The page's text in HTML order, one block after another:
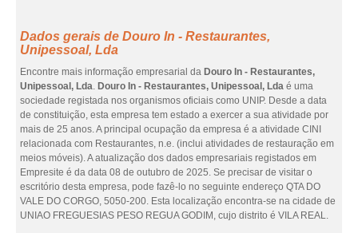
Dados gerais de Douro In - Restaurantes,
Unipessoal, Lda
Encontre mais informação empresarial da Douro In - Restaurantes,
Unipessoal, Lda. Douro In - Restaurantes, Unipessoal, Lda é uma
sociedade registada nos organismos oficiais como UNIP. Desde a data
de constituição, esta empresa tem estado a exercer a sua atividade por
mais de 25 anos. A principal ocupação da empresa é a atividade CINI
relacionada com Restaurantes, n.e. (inclui atividades de restauração em
meios móveis). A atualização dos dados empresariais registados em
Empresite é da data 08 de outubro de 2025. Se precisar de visitar o
escritório desta empresa, pode fazê-lo no seguinte endereço QTA DO
VALE DO CORGO, 5050-200. Esta localização encontra-se na cidade de
UNIAO FREGUESIAS PESO REGUA GODIM, cujo distrito é VILA REAL.